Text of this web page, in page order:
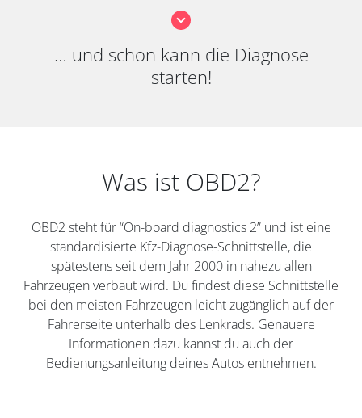
… und schon kann die Diagnose
starten!
Was ist OBD2?
OBD2 steht für “On-board diagnostics 2” und ist eine
standardisierte Kfz-Diagnose-Schnittstelle, die
spätestens seit dem Jahr 2000 in nahezu allen
Fahrzeugen verbaut wird. Du findest diese Schnittstelle
bei den meisten Fahrzeugen leicht zugänglich auf der
Fahrerseite unterhalb des Lenkrads. Genauere
Informationen dazu kannst du auch der
Bedienungsanleitung deines Autos entnehmen.